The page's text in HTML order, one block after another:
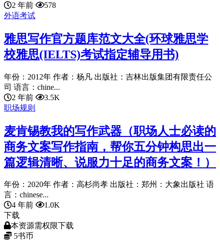
2 年前
578
外语考试
雅思写作官方题库范文大全(环球雅思学
校雅思(IELTS)考试指定辅导用书)
年份：2012年 作者：杨凡 出版社：吉林出版集团有限责任公
司 语言：chine...
2 年前
3.5K
职场规则
麦肯锡教我的写作武器（职场人士必读的
商务文案写作指南，帮你五分钟构思出一
篇逻辑清晰、说服力十足的商务文案！）
年份：2020年 作者：高杉尚孝 出版社：郑州：大象出版社 语
言：chinese...
4 年前
1.0K
下载
本资源需权限下载
5书币